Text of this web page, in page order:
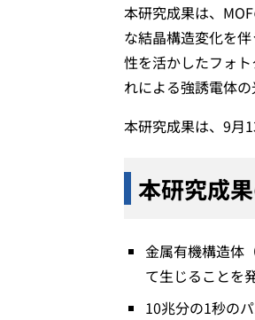
本研究成果は、
な結晶構造変化を
性を活かしたフォ
れによる強誘電体
本研究成果は、9月
本研究成
金属有機構造体
て生じることを
10兆分の1秒の